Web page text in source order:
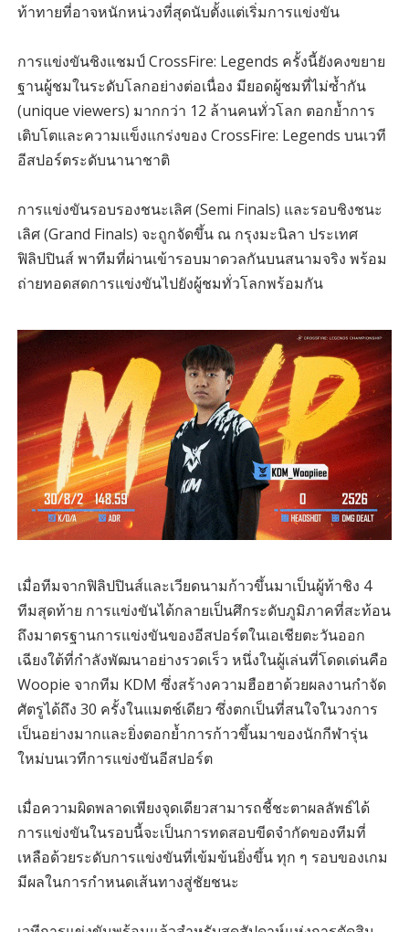
ท้าทายที่อาจหนักหน่วงที่สุดนับตั้งแต่เริ่มการแข่งขัน
การแข่งขันชิงแชมป์ CrossFire: Legends ครั้งนี้ยังคงขยาย
ฐานผู้ชมในระดับโลกอย่างต่อเนื่อง มียอดผู้ชมที่ไม่ซ้ำกัน
(unique viewers) มากกว่า 12 ล้านคนทั่วโลก ตอกย้ำการ
เติบโตและความแข็งแกร่งของ CrossFire: Legends บนเวที
อีสปอร์ตระดับนานาชาติ
การแข่งขันรอบรองชนะเลิศ (Semi Finals) และรอบชิงชนะ
เลิศ (Grand Finals) จะถูกจัดขึ้น ณ กรุงมะนิลา ประเทศ
ฟิลิปปินส์ พาทีมที่ผ่านเข้ารอบมาดวลกันบนสนามจริง พร้อม
ถ่ายทอดสดการแข่งขันไปยังผู้ชมทั่วโลกพร้อมกัน
เมื่อทีมจากฟิลิปปินส์และเวียดนามก้าวขึ้นมาเป็นผู้ท้าชิง 4
ทีมสุดท้าย การแข่งขันได้กลายเป็นศึกระดับภูมิภาคที่สะท้อน
ถึงมาตรฐานการแข่งขันของอีสปอร์ตในเอเชียตะวันออก
เฉียงใต้ที่กำลังพัฒนาอย่างรวดเร็ว หนึ่งในผู้เล่นที่โดดเด่นคือ
Woopie จากทีม KDM ซึ่งสร้างความฮือฮาด้วยผลงานกำจัด
ศัตรูได้ถึง 30 ครั้งในแมตช์เดียว ซึ่งตกเป็นที่สนใจในวงการ
เป็นอย่างมากและยิ่งตอกย้ำการก้าวขึ้นมาของนักกีฬารุ่น
ใหม่บนเวทีการแข่งขันอีสปอร์ต
เมื่อความผิดพลาดเพียงจุดเดียวสามารถชี้ชะตาผลลัพธ์ได้
การแข่งขันในรอบนี้จะเป็นการทดสอบขีดจำกัดของทีมที่
เหลือด้วยระดับการแข่งขันที่เข้มข้นยิ่งขึ้น ทุก ๆ รอบของเกม
มีผลในการกำหนดเส้นทางสู่ชัยชนะ